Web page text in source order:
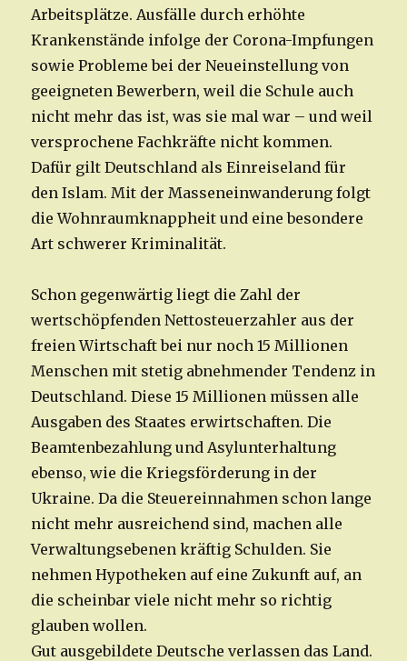
Arbeitsplätze. Ausfälle durch erhöhte
Krankenstände infolge der Corona-Impfungen
sowie Probleme bei der Neueinstellung von
geeigneten Bewerbern, weil die Schule auch
nicht mehr das ist, was sie mal war – und weil
versprochene Fachkräfte nicht kommen.
Dafür gilt Deutschland als Einreiseland für
den Islam. Mit der Masseneinwanderung folgt
die Wohnraumknappheit und eine besondere
Art schwerer Kriminalität.
Schon gegenwärtig liegt die Zahl der
wertschöpfenden Nettosteuerzahler aus der
freien Wirtschaft bei nur noch 15 Millionen
Menschen mit stetig abnehmender Tendenz in
Deutschland. Diese 15 Millionen müssen alle
Ausgaben des Staates erwirtschaften. Die
Beamtenbezahlung und Asylunterhaltung
ebenso, wie die Kriegsförderung in der
Ukraine. Da die Steuereinnahmen schon lange
nicht mehr ausreichend sind, machen alle
Verwaltungsebenen kräftig Schulden. Sie
nehmen Hypotheken auf eine Zukunft auf, an
die scheinbar viele nicht mehr so richtig
glauben wollen.
Gut ausgebildete Deutsche verlassen das Land.